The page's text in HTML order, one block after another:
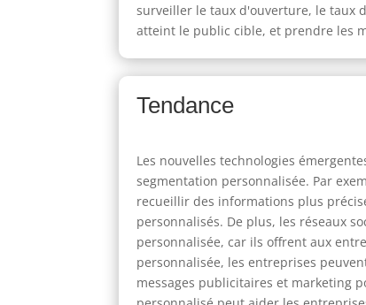
surveiller le taux d'ouverture, le taux
atteint le public cible, et prendre les
Tendance
Les nouvelles technologies
segmentation personnalisée. Par
recueillir des informations plus
personnalisés. De plus, les réseaux
personnalisée, car ils offrent aux
personnalisée, les entreprises
messages publicitaires et marketing